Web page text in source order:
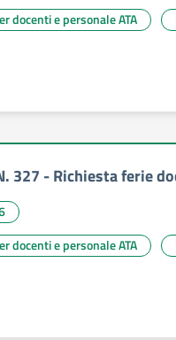
docenti e personale ATA
327 - Richiesta ferie
docenti e personale ATA